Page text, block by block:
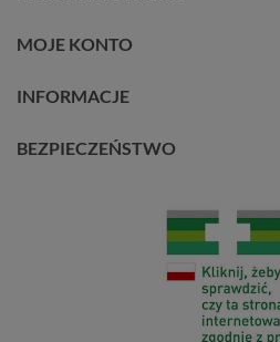
MOJE KONTO
INFORMACJE
BEZPIECZEŃSTWO